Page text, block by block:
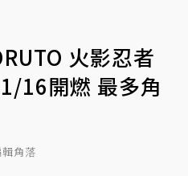
火影忍者
16開燃 最多角
角落